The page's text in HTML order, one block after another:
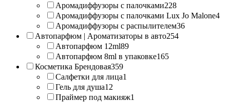
Аромадиффузоры с палочками228
Аромадиффузоры с палочками Lux Jo Malone4
Аромадиффузоры с распылителем36
Автопарфюм | Ароматизаторы в авто254
Автопарфюм 12ml89
Автопарфюм 8ml в упаковке165
Косметика Брендовая359
Салфетки для лица1
Гель для душа12
Праймер под макияж1